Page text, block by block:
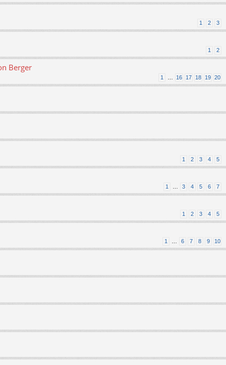
1 2 3
1 2
Berger
1 16 17 18 19 20
1 2 3 4 5
1 3 4 5 6 7
1 2 3 4 5
1 6 7 8 9 10